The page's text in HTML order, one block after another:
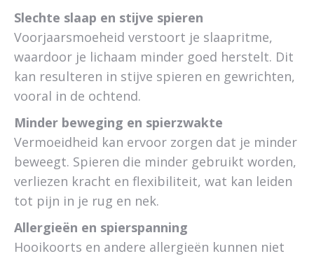
Slechte slaap en stijve spieren
Voorjaarsmoeheid verstoort je slaapritme,
waardoor je lichaam minder goed herstelt. Dit
kan resulteren in stijve spieren en gewrichten,
vooral in de ochtend.
Minder beweging en spierzwakte
Vermoeidheid kan ervoor zorgen dat je minder
beweegt. Spieren die minder gebruikt worden,
verliezen kracht en flexibiliteit, wat kan leiden
tot pijn in je rug en nek.
Allergieën en spierspanning
Hooikoorts en andere allergieën kunnen niet